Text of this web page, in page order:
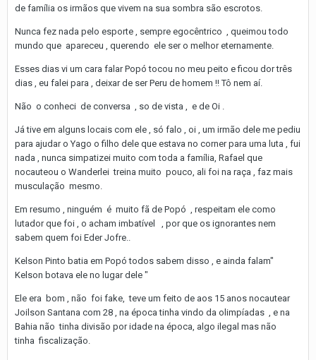
de família os irmãos que vivem na sua sombra são escrotos.
Nunca fez nada pelo esporte , sempre egocêntrico , queimou todo
mundo que apareceu , querendo ele ser o melhor eternamente.
Esses dias vi um cara falar Popó tocou no meu peito e ficou dor três
dias , eu falei para , deixar de ser Peru de homem !! Tô nem aí.
Não o conheci de conversa , so de vista , e de Oi .
Já tive em alguns locais com ele , só falo , oi , um irmão dele me pediu
para ajudar o Yago o filho dele que estava no corner para uma luta , fui
nada , nunca simpatizei muito com toda a família, Rafael que
nocauteou o Wanderlei treina muito pouco, ali foi na raça , faz mais
musculação mesmo.
Em resumo , ninguém é muito fã de Popó , respeitam ele como
lutador que foi , o acham imbatível , por que os ignorantes nem
sabem quem foi Eder Jofre..
Kelson Pinto batia em Popó todos sabem disso , e ainda falam"
Kelson botava ele no lugar dele "
Ele era bom , não foi fake, teve um feito de aos 15 anos nocautear
Joilson Santana com 28 , na época tinha vindo da olimpíadas , e na
Bahia não tinha divisão por idade na época, algo ilegal mas não
tinha fiscalização.